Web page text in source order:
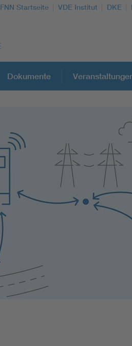
Startseite VDE Institut DKE
Vom Netz zum System
Digitalisierung und Metering
Versorgungsqualität Stromnetze
Umwelt- und Naturschutz
Regelsetzung
Dokumente